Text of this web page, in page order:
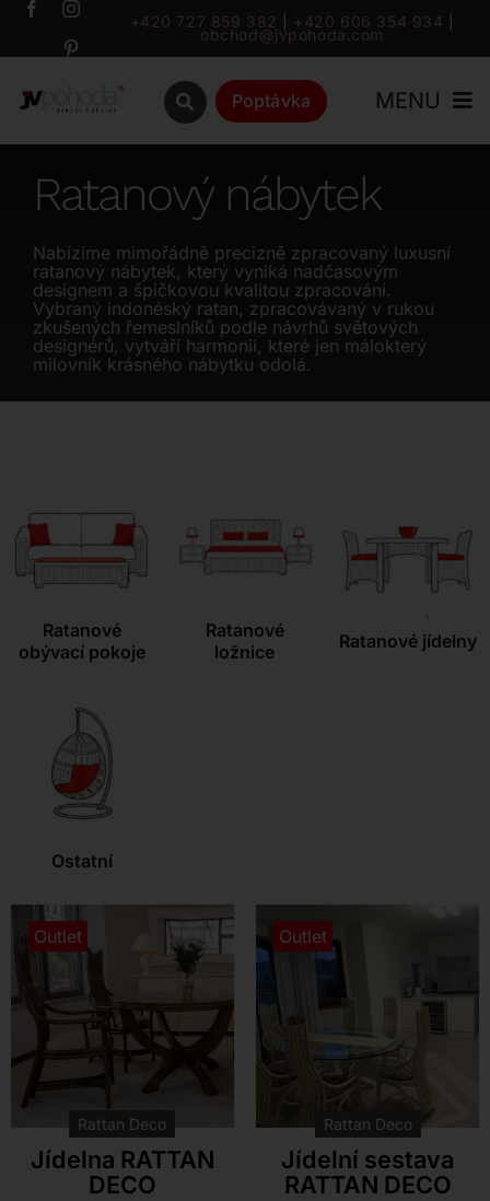
Přeskočit
+420 727 859 382 +420 606 354 934
obchod@jvpohoda.com
Poptávka MENU
Úvod
Katalog
Značky
Ratanový nábytek
Nabízíme mimořádně precizně zpracovaný luxusní
ratanový nábytek, který vyniká nadčasovým
designem a špičkovou kvalitou zpracování.
Vybraný indonéský ratan, zpracovávaný v rukou
zkušených řemeslníků podle návrhů světových
designérů, vytváří harmonii, které jen málokterý
milovník krásného nábytku odolá.
Ratanové
obývací pokoje
Ratanové
ložnice
Ratanové jídelny
Ostatní
Outlet
Rattan Deco
Jídelna RATTAN
DECO
Outlet
Rattan Deco
Jídelní sestava
RATTAN DECO